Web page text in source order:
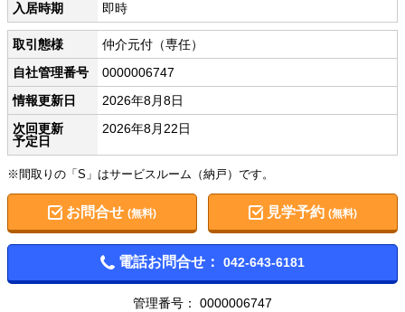
入居時期
即時
取引態様
仲介元付（専任）
自社管理番号
0000006747
情報更新日
2026年8月8日
次回更新
予定日
2026年8月22日
※間取りの「S」はサービスルーム（納戸）です。
お問合せ (無料) 見学予約(無料)
電話お問合せ： 042-643-6181
管理番号： 0000006747